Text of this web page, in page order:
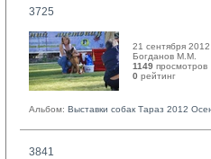
3725
21 сентября 2012
Богданов М.М.
1149 просмотров
0 рейтинг
Альбом: Выставки собак Тараз 2012
3841